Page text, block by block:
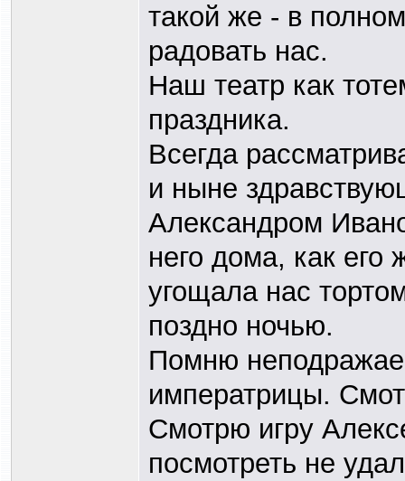
такой же - в
радовать нас.
Наш театр как
праздника.
Всегда
и ныне
Александром
него дома, как
угощала нас
поздно ночью.
Помню
императрицы.
Смотрю игру
посмотреть не